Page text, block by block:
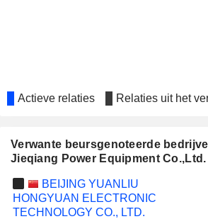
Actieve relaties Relaties uit het
Verwante beursgenoteerde
Jieqiang Power Equipment Co.,Ltd.
BEIJING YUANLIU
HONGYUAN ELECTRONIC
TECHNOLOGY CO., LTD.